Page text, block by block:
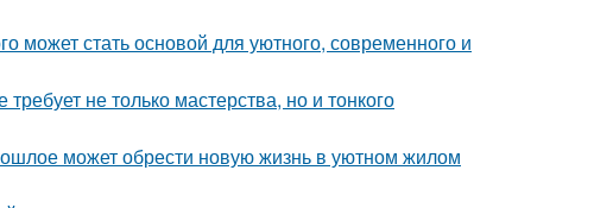
может стать основой для уютного, современного и
не только мастерства, но и тонкого
может обрести новую жизнь в уютном жилом